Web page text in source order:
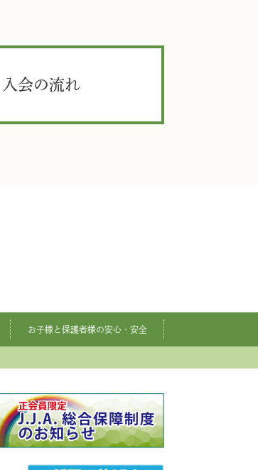
入会の流れ
お子様と保護者様の安心・安全